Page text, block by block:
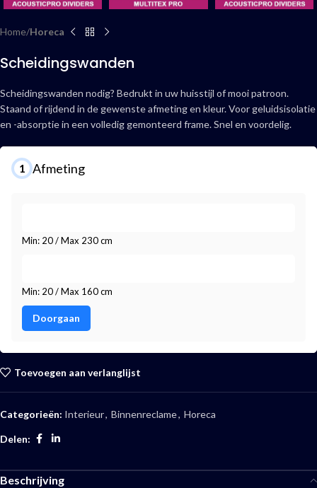
Home Horeca
Scheidingswanden
Scheidingswanden nodig? Bedrukt in uw huisstijl of mooi patroon.
Staand of rijdend in de gewenste afmeting en kleur. Voor geluidsisolatie
en -absorptie in een volledig gemonteerd frame. Snel en voordelig.
1 Afmeting
Min: 20 / Max 230 cm
Min: 20 / Max 160 cm
Doorgaan
Toevoegen aan verlanglijst
Categorieën: Interieur, Binnenreclame, Horeca
Delen:
Beschrijving